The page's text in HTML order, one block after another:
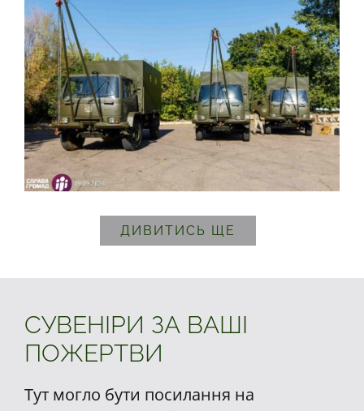
ДИВИТИСЬ ЩЕ
СУВЕНІРИ ЗА ВАШІ
ПОЖЕРТВИ
Тут могло бути посилання на